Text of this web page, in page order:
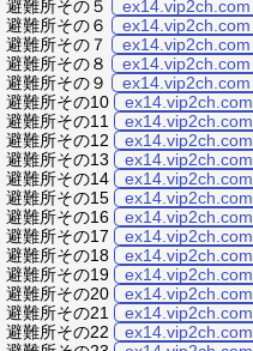
避難所その５
ex14.vip2ch.com
避難所その６
ex14.vip2ch.com
避難所その７
ex14.vip2ch.com
避難所その８
ex14.vip2ch.com
避難所その９
ex14.vip2ch.com
避難所その10
ex14.vip2ch.com
避難所その11
ex14.vip2ch.com
避難所その12
ex14.vip2ch.com
避難所その13
ex14.vip2ch.com
避難所その14
ex14.vip2ch.com
避難所その15
ex14.vip2ch.com
避難所その16
ex14.vip2ch.com
避難所その17
ex14.vip2ch.com
避難所その18
ex14.vip2ch.com
避難所その19
ex14.vip2ch.com
避難所その20
ex14.vip2ch.com
避難所その21
ex14.vip2ch.com
避難所その22
ex14.vip2ch.com